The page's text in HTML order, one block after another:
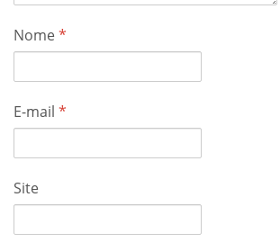
Nome*
E-mail *
Site